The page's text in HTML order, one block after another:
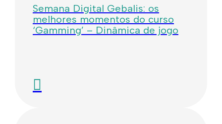
Semana Digital Gebalis: os
melhores momentos do curso
‘Gamming’ – Dinâmica de jogo